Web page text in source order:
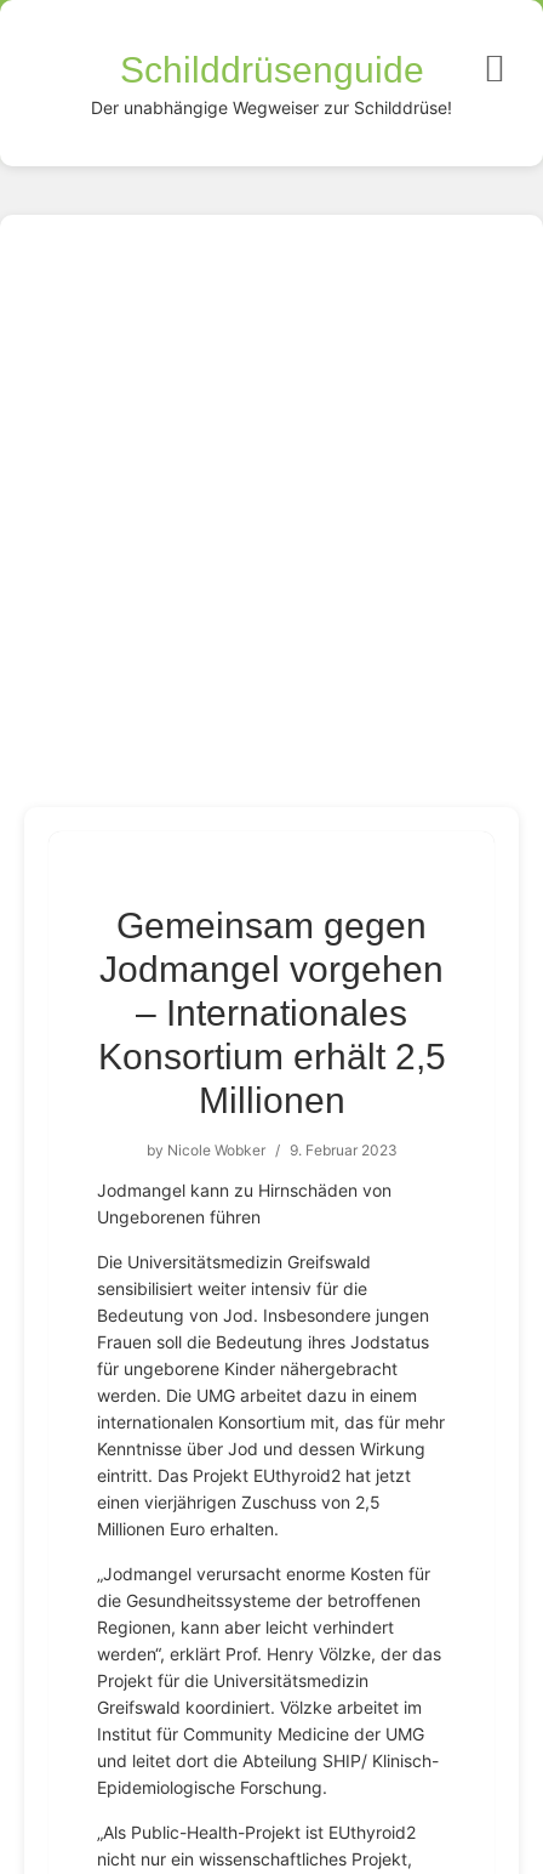
Schilddrüsenguide
Der unabhängige Wegweiser zur Schilddrüse!
Gemeinsam gegen
Jodmangel vorgehen
– Internationales
Konsortium erhält 2,5
Millionen
by Nicole Wobker / 9. Februar 2023
Jodmangel kann zu Hirnschäden von
Ungeborenen führen
Die Universitätsmedizin Greifswald
sensibilisiert weiter intensiv für die
Bedeutung von Jod. Insbesondere jungen
Frauen soll die Bedeutung ihres Jodstatus
für ungeborene Kinder nähergebracht
werden. Die UMG arbeitet dazu in einem
internationalen Konsortium mit, das für mehr
Kenntnisse über Jod und dessen Wirkung
eintritt. Das Projekt EUthyroid2 hat jetzt
einen vierjährigen Zuschuss von 2,5
Millionen Euro erhalten.
„Jodmangel verursacht enorme Kosten für
die Gesundheitssysteme der betroffenen
Regionen, kann aber leicht verhindert
werden“, erklärt Prof. Henry Völzke, der das
Projekt für die Universitätsmedizin
Greifswald koordiniert. Völzke arbeitet im
Institut für Community Medicine der UMG
und leitet dort die Abteilung SHIP/ Klinisch-
Epidemiologische Forschung.
„Als Public-Health-Projekt ist EUthyroid2
nicht nur ein wissenschaftliches Projekt,